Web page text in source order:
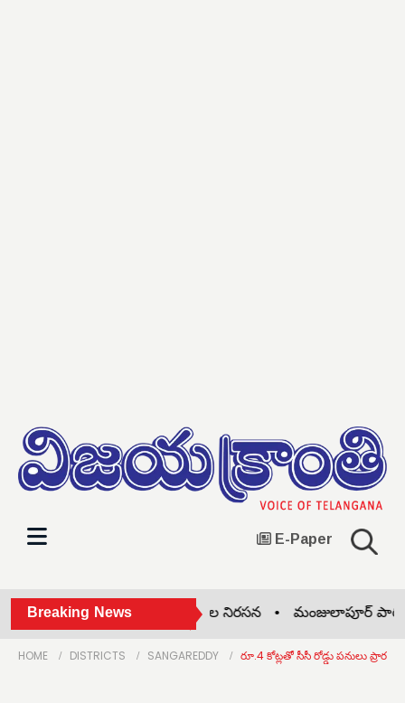
E-Paper
Breaking News
నల్ల బ్యాడ్జీలతో ఉపాధ్యాయుల నిరసన • మంజులాపూర్
HOME DISTRICTS SANGAREDDY రూ.4 కోట్లతో సీసీ రోడ్డు పనులు ప్రారంభం